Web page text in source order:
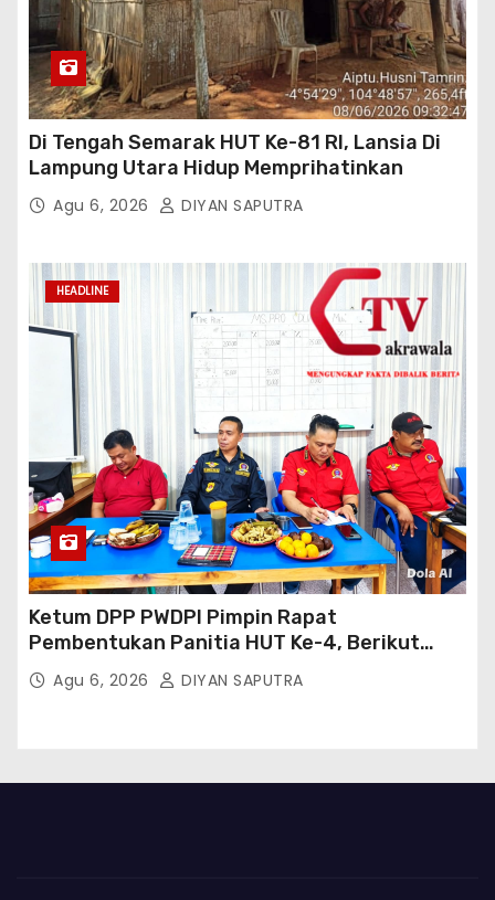
Di Tengah Semarak HUT Ke-81 RI, Lansia Di
Lampung Utara Hidup Memprihatinkan
Agu 6, 2026 DIYAN SAPUTRA
HEADLINE
Ketum DPP PWDPI Pimpin Rapat
Pembentukan Panitia HUT Ke-4, Berikut
Susunan Dan Rangkaian Kegiatannya
Agu 6, 2026 DIYAN SAPUTRA